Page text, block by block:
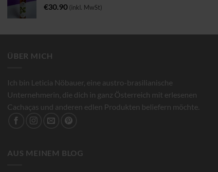
€30.90 (inkl. MwSt)
ÜBER MICH
Ich bin Leticia Nöbauer, eine austro-brasilianische
Unternehmerin, die dich in ganz Österreich mit erlesenen
Cachaças und anderen edlen Produkten beliefern möchte.
AUS MEINEM BLOG